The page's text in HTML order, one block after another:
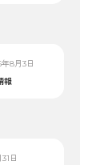
8月3日
報
日